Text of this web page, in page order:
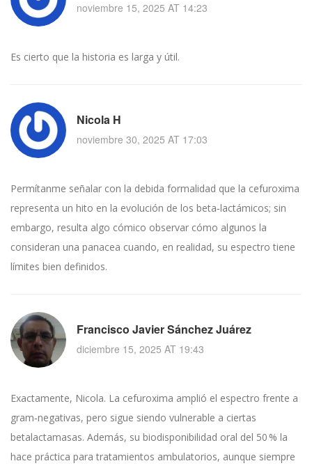
noviembre 15, 2025 AT 14:23
Es cierto que la historia es larga y útil.
Nicola H
noviembre 30, 2025 AT 17:03
Permítanme señalar con la debida formalidad que la cefuroxima
representa un hito en la evolución de los beta‑lactámicos; sin
embargo, resulta algo cómico observar cómo algunos la
consideran una panacea cuando, en realidad, su espectro tiene
límites bien definidos.
Francisco Javier Sánchez Juárez
diciembre 15, 2025 AT 19:43
Exactamente, Nicola. La cefuroxima amplió el espectro frente a
gram‑negativas, pero sigue siendo vulnerable a ciertas
betalactamasas. Además, su biodisponibilidad oral del 50 % la
hace práctica para tratamientos ambulatorios, aunque siempre